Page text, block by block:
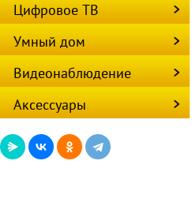
Цифровое ТВ
Умный дом
Видеонаблюдение
Аксессуары